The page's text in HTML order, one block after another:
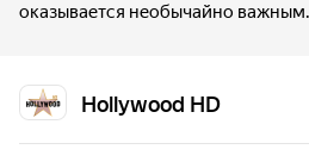
оказывается необычайно
Hollywood HD